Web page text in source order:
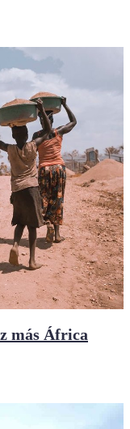
más África